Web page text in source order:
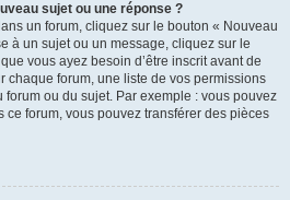
sujet ou une réponse ?
un forum, cliquez sur le bouton « Nouveau
à un sujet ou un message, cliquez sur le
vous ayez besoin d’être inscrit avant de
chaque forum, une liste de vos permissions
forum ou du sujet. Par exemple : vous pouvez
forum, vous pouvez transférer des pièces